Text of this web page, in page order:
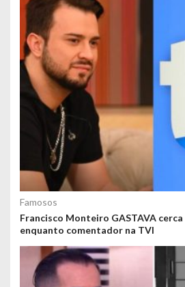
Famosos
Francisco Monteiro GASTAVA
enquanto comentador na TVI